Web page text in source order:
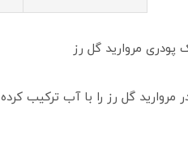
پودری مروارید گل رز
مروارید گل رز